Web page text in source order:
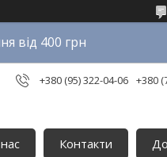
від 400 грн
+380 (95) 322-04-06 +380
Контакти